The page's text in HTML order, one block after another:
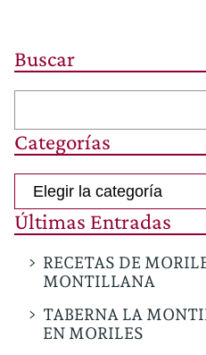
Buscar
Categorías
Categorías
Últimas Entradas
RECETAS DE
MONTILLANA
TABERNA LA
EN MORILES